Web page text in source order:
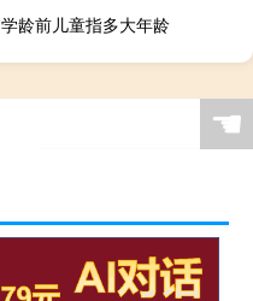
学龄前儿童指多大年龄
☚